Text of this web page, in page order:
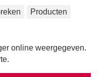
online weergegeven.
Producten